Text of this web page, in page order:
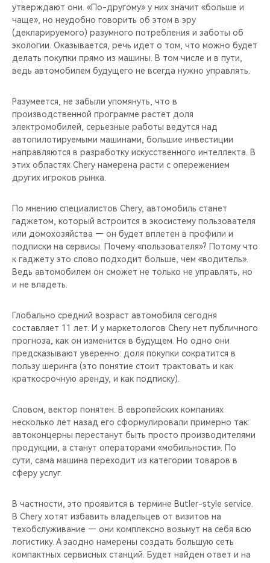
утверждают они. «По-другому» у них значит «больше и
чаще», но неудобно говорить об этом в эру
(декларируемого) разумного потребления и заботы об
экологии. Оказывается, речь идет о том, что можно будет
делать покупки прямо из машины. В том числе и в пути,
ведь автомобилем будущего не всегда нужно управлять.
Разумеется, не забыли упомянуть, что в
производственной программе растет доля
электромобилей, серьезные работы ведутся над
автопилотируемыми машинами, большие инвестиции
направляются в разработку искусственного интеллекта. В
этих областях Chery намерена расти с опережением
других игроков рынка.
По мнению специалистов Chery, автомобиль станет
гаджетом, который встроится в экосистему пользователя
или домохозяйства — он будет вплетен в профили и
подписки на сервисы. Почему «пользователя»? Потому что
к гаджету это слово подходит больше, чем «водитель».
Ведь автомобилем он сможет не только не управлять, но
и не владеть.
Глобально средний возраст автомобиля сегодня
составляет 11 лет. И у маркетологов Chery нет публичного
прогноза, как он изменится в будущем. Но одно они
предсказывают уверенно: доля покупки сократится в
пользу шеринга (это понятие стоит трактовать и как
краткосрочную аренду, и как подписку).
Словом, вектор понятен. В европейских компаниях
несколько лет назад его сформулировали примерно так:
автоконцерны перестанут быть просто производителями
продукции, а станут операторами «мобильности». По
сути, сама машина переходит из категории товаров в
сферу услуг.
В частности, это проявится в термине Butler-style service.
В Chery хотят избавить владельцев от визитов на
техобслуживание — они комплексно возьмут на себя всю
логистику. А заодно намерены создать большую сеть
компактных сервисных станций. Будет найден ответ и на